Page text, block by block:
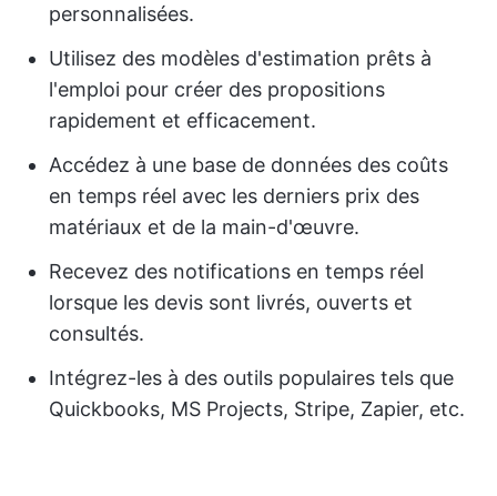
personnalisées.
Utilisez des modèles d'estimation prêts à
l'emploi pour créer des propositions
rapidement et efficacement.
Accédez à une base de données des coûts
en temps réel avec les derniers prix des
matériaux et de la main-d'œuvre.
Recevez des notifications en temps réel
lorsque les devis sont livrés, ouverts et
consultés.
Intégrez-les à des outils populaires tels que
Quickbooks, MS Projects, Stripe, Zapier, etc.